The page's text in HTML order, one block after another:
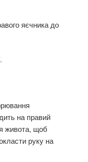
яєчника до
на правий
живота, щоб
руку на